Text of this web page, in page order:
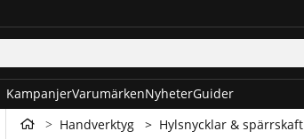
KampanjerVarumärkenNyheterGuider
Handverktyg Hylsnycklar & spärrskaft